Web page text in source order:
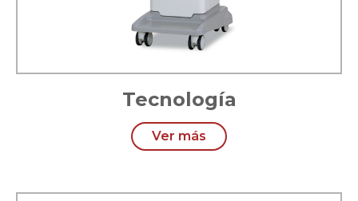
Tecnología
Ver más